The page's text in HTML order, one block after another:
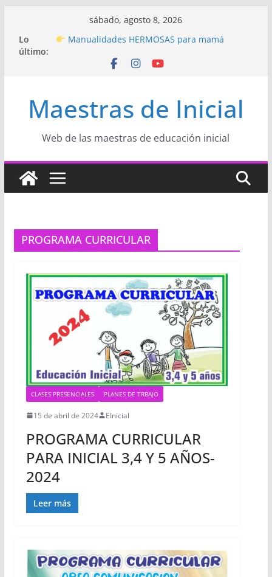
contenido
sábado, agosto 8, 2026
Lo
último:
Hermosos dibujos para MAMÁ: colorea con
Manualidades HERMOSAS para mamá
(fáciles y llenas de amor)
Semana de la Educación Inicial 2026”
Proyecto
“Celebramos con Alegría la Semana
de la Educación Inicial»
Proyecto de Aprendizaje
Un regalo para
Maestras de Inicial
Web de las maestras de educación inicial
PROGRAMA CURRICULAR
CLASES PRESENCIALES PLANES DE TRBAJO
15 de abril de 2024 EInicial
PROGRAMA CURRICULAR
PARA INICIAL 3,4 Y 5 AÑOS-
2024
Leer más